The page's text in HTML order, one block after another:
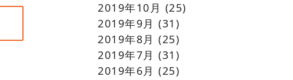
2019年10月 (25)
2019年9月 (31)
2019年8月 (25)
2019年7月 (31)
2019年6月 (25)